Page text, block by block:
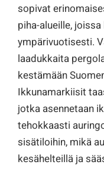
sopivat
piha-alueille,
ympärivuotisesti.
laadukkaita
kestämään
Ikkunamarkiisit
jotka asennetaan
tehokkaasti
sisätiloihin, mikä
kesähelteillä ja